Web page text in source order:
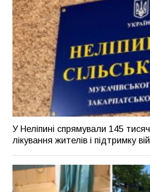
У Неліпині спрямували 145
лікування жителів і підтримку